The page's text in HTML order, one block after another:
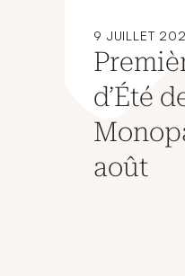
9 JUILLET
d’Été
août